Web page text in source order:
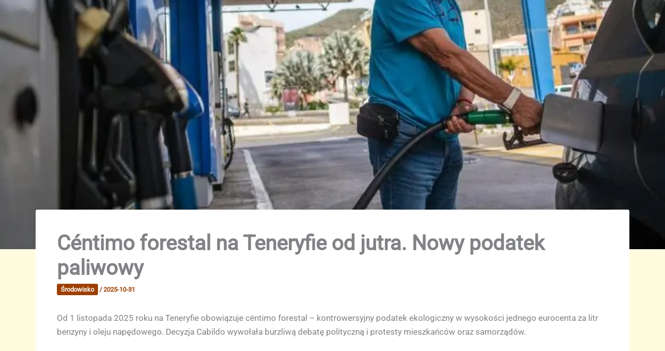
Céntimo forestal na Teneryfie od jutra. Nowy podatek
paliwowy
Środowisko /2025-10-31
Od 1 listopada 2025 roku na Teneryfie obowiązuje céntimo forestal – kontrowersyjny podatek ekologiczny w wysokości jednego eurocenta za litr
benzyny i oleju napędowego. Decyzja Cabildo wywołała burzliwą debatę polityczną i protesty mieszkańców oraz samorządów.